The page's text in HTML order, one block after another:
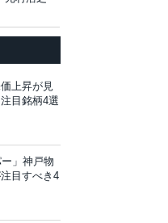
上昇が見
目銘柄4選
」神戸物
目すべき4